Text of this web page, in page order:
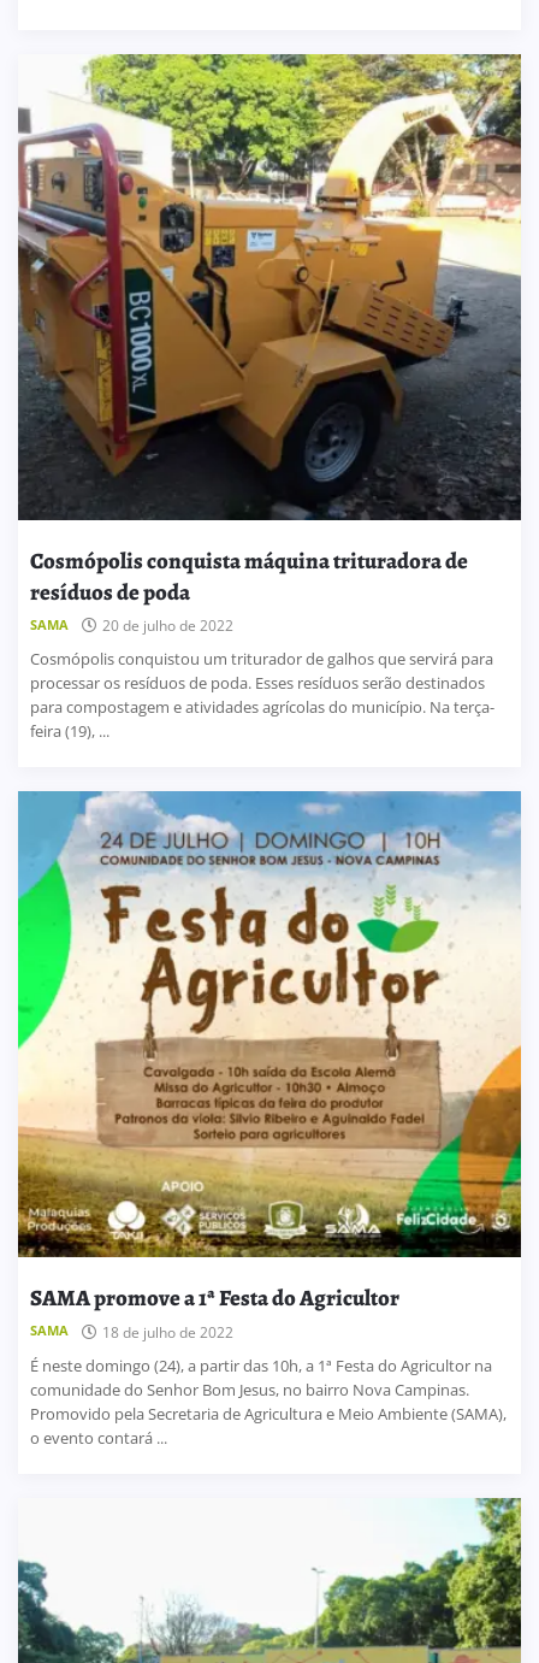
Cosmópolis conquista máquina trituradora de
resíduos de poda
SAMA 20 de julho de 2022
Cosmópolis conquistou um triturador de galhos que servirá para
processar os resíduos de poda. Esses resíduos serão destinados
para compostagem e atividades agrícolas do município. Na terça-
feira (19), ...
SAMA promove a 1ª Festa do Agricultor
SAMA 18 de julho de 2022
É neste domingo (24), a partir das 10h, a 1ª Festa do Agricultor na
comunidade do Senhor Bom Jesus, no bairro Nova Campinas.
Promovido pela Secretaria de Agricultura e Meio Ambiente (SAMA),
o evento contará ...